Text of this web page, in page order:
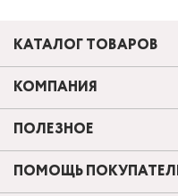
КАТАЛОГ ТОВАРОВ
КОМПАНИЯ
ПОЛЕЗНОЕ
ПОМОЩЬ